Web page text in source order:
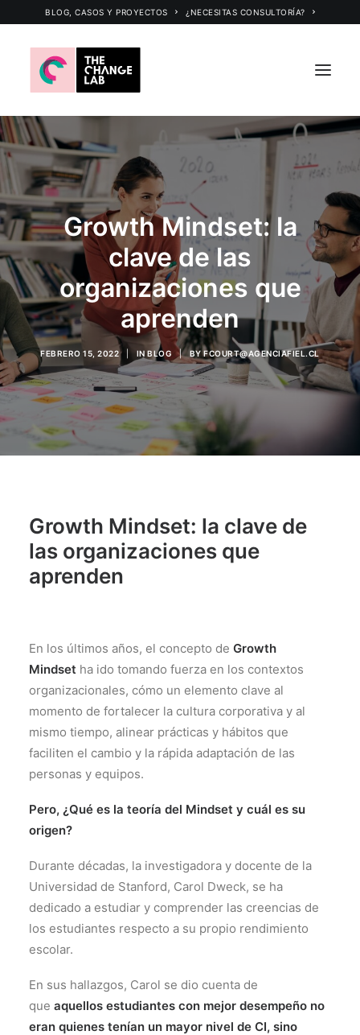
BLOG, CASOS Y PROYECTOS ¿NECESITAS CONSULTORÍA?
CERTIFICACIÓN INTERNACIONAL
CONSULTORÍA
PROGRAMAS Y TALLERES
CHANGE LAB
TLC SCHOOL
Growth Mindset: la
clave de las
organizaciones que
aprenden
FEBRERO 15, 2022 INBLOG | BYFCOURT@AGENCIAFIEL.CL
Growth Mindset: la clave de
las organizaciones que
aprenden
En los últimos años, el concepto de Growth
Mindset ha ido tomando fuerza en los contextos
organizacionales, cómo un elemento clave al
momento de fortalecer la cultura corporativa y al
mismo tiempo, alinear prácticas y hábitos que
faciliten el cambio y la rápida adaptación de las
personas y equipos.
Pero, ¿Qué es la teoría del Mindset y cuál es su
origen?
Durante décadas, la investigadora y docente de la
Universidad de Stanford, Carol Dweck, se ha
dedicado a estudiar y comprender las creencias de
los estudiantes respecto a su propio rendimiento
escolar.
En sus hallazgos, Carol se dio cuenta de
que aquellos estudiantes con mejor desempeño no
eran quienes tenían un mayor nivel de CI, sino